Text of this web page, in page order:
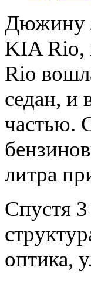
Дюжину
KIA Rio,
Rio
седан, и
частью.
литра
Спустя 3
оптика,